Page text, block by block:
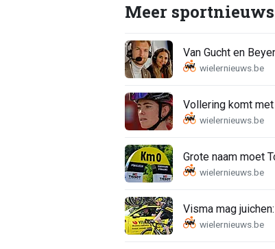
Meer sportnieuws
Van Gucht en
Vollering komt
Grote naam moet
Visma mag